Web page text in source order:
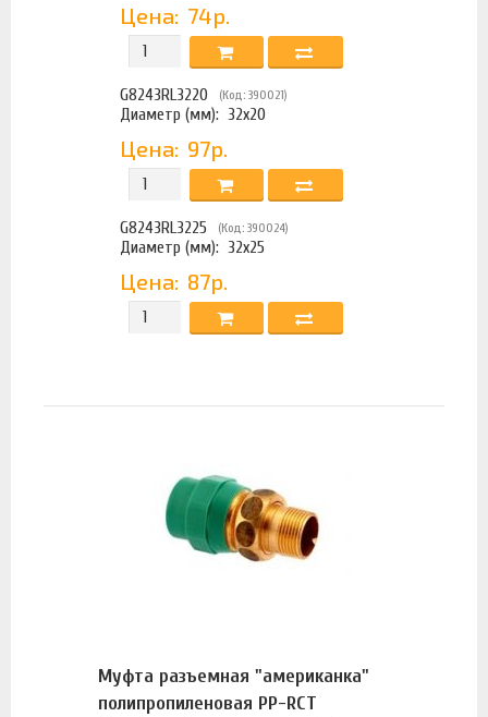
Цена: 74р.
G8243RL3220 (Код: 390021)
Диаметр (мм): 32x20
Цена: 97р.
G8243RL3225 (Код: 390024)
Диаметр (мм): 32x25
Цена: 87р.
Муфта разъемная "американка"
полипропиленовая PP-RCT